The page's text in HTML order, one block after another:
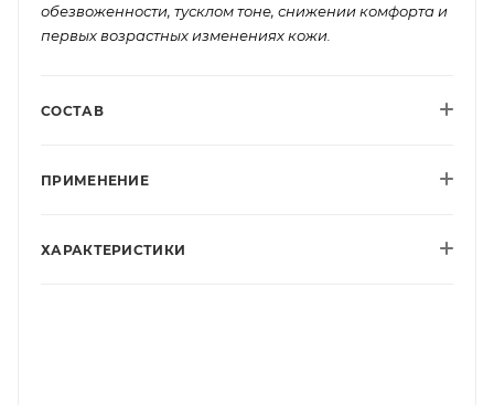
обезвоженности, тусклом тоне, снижении комфорта и
первых возрастных изменениях кожи.
СОСТАВ
ПРИМЕНЕНИЕ
ХАРАКТЕРИСТИКИ